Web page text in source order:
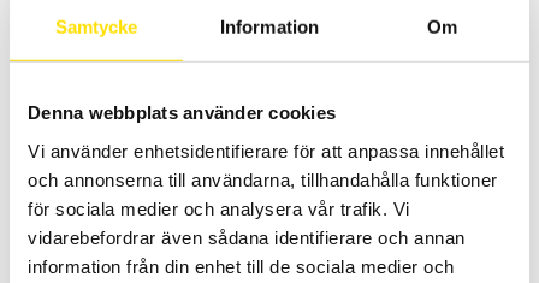
Samtycke Information Om
Denna webbplats använder cookies
Vi använder enhetsidentifierare för att anpassa innehållet
och annonserna till användarna, tillhandahålla funktioner
för sociala medier och analysera vår trafik. Vi
vidarebefordrar även sådana identifierare och annan
information från din enhet till de sociala medier och
oscilloskop
Oscilloskopserie med stor tydlig 7” färgskärm och med
bandbredder från 25 MHz till 100 MHz . Upp till 1 GS / s sampling.
Med USB och ethernet kommunikation för PC.
6,760.00kr–10,980.00krPrisintervall:
6,760.00 kr
till
LÄS MER